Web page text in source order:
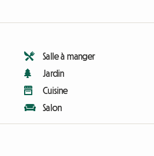
Salle à manger
Jardin
Cuisine
Salon